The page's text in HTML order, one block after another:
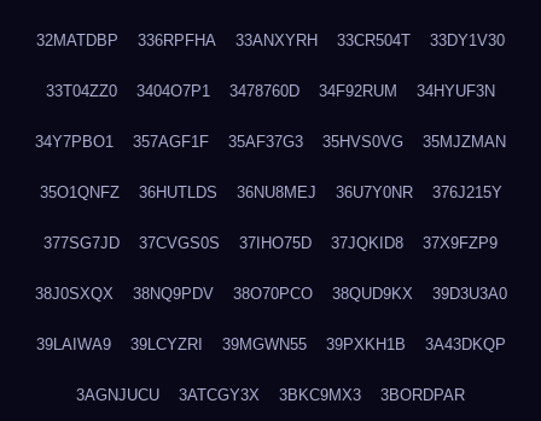
32MATDBP 336RPFHA 33ANXYRH 33CR504T 33DY1V30
33T04ZZ0 3404O7P1 3478760D 34F92RUM 34HYUF3N
34Y7PBO1 357AGF1F 35AF37G3 35HVS0VG 35MJZMAN
35O1QNFZ 36HUTLDS 36NU8MEJ 36U7Y0NR 376J215Y
377SG7JD 37CVGS0S 37IHO75D 37JQKID8 37X9FZP9
38J0SXQX 38NQ9PDV 38O70PCO 38QUD9KX 39D3U3A0
39LAIWA9 39LCYZRI 39MGWN55 39PXKH1B 3A43DKQP
3AGNJUCU 3ATCGY3X 3BKC9MX3 3BORDPAR